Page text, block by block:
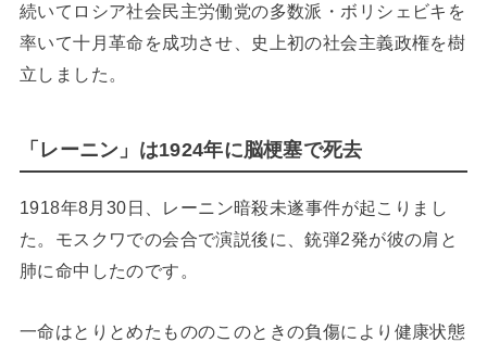
続いてロシア社会民主労働党の多数派・ボリシェビキを
率いて十月革命を成功させ、史上初の社会主義政権を樹
立しました。
「レーニン」は1924年に脳梗塞で死去
1918年8月30日、レーニン暗殺未遂事件が起こりまし
た。モスクワでの会合で演説後に、銃弾2発が彼の肩と
肺に命中したのです。
一命はとりとめたもののこのときの負傷により健康状態